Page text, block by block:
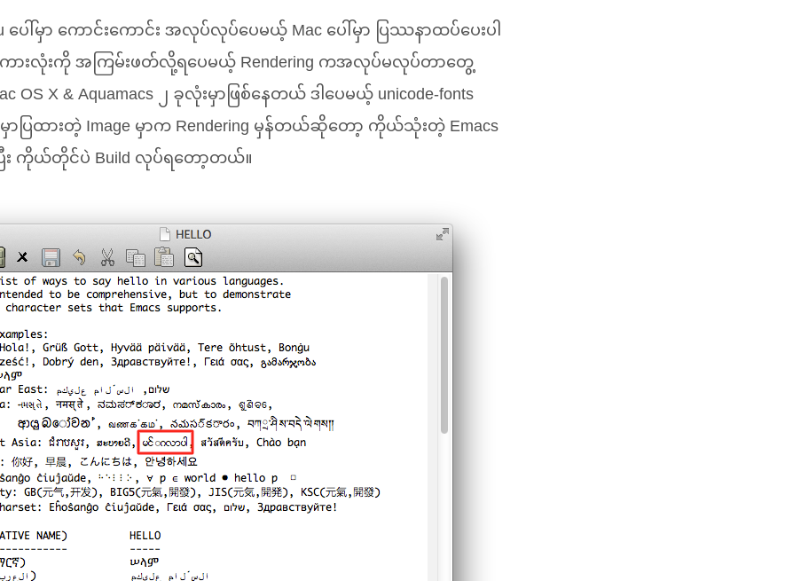
ပေါ်မှာ ကောင်းကောင်း အလုပ်လုပ်ပေမယ့် Mac ပေါ်မှာ ပြဿနာထပ်ပေးပါ
းလုံးကို အကြမ်းဖတ်လို့ရပေမယ့် Rendering ကအလုပ်မလုပ်တာတွေ့
OSX&Aquamacs ၂ ခုလုံးမှာဖြစ်နေတယ် ဒါပေမယ့် unicode-fonts
မှာပြထားတဲ့ Image မှာက Rendering မှန်တယ်ဆိုတော့ ကိုယ်သုံးတဲ့ Emacs
း ကိုယ်တိုင်ပဲ Build လုပ်ရတော့တယ်။